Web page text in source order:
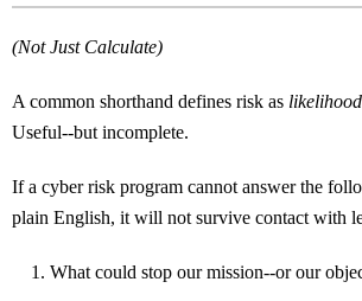
(Not Just Calculate)
A common shorthand defines risk as
Useful--but incomplete.
If a cyber risk program cannot answer the
plain English, it will not survive contact with
What could stop our mission--or our